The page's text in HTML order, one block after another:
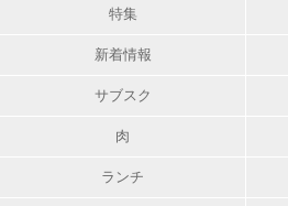
特集
新着情報
サブスク
肉
ランチ